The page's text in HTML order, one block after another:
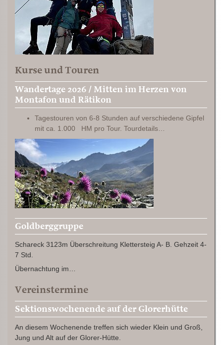
Kurse und Touren
Wandertage 2026 / Mitten im Herzen von
Montafon und Rätikon
Tagestouren von 6-8 Stunden auf verschiedene Gipfel
mit ca. 1.000 HM pro Tour. Tourdetails…
Goldberggruppe
Schareck 3123m Überschreitung Klettersteig A- B. Gehzeit 4-
7 Std.
Übernachtung im…
Vereinstermine
Sektionswochenende auf der Glorerhütte
An diesem Wochenende treffen sich wieder Klein und Groß,
Jung und Alt auf der Glorer-Hütte.